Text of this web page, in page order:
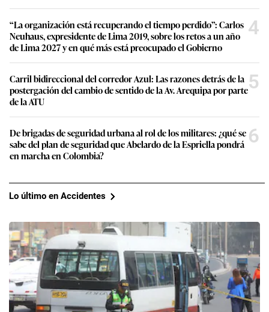
“La organización está recuperando el tiempo perdido”: Carlos
Neuhaus, expresidente de Lima 2019, sobre los retos a un año
de Lima 2027 y en qué más está preocupado el Gobierno
4
Carril bidireccional del corredor Azul: Las razones detrás de la
postergación del cambio de sentido de la Av. Arequipa por parte
de la ATU
5
De brigadas de seguridad urbana al rol de los militares: ¿qué se
sabe del plan de seguridad que Abelardo de la Espriella pondrá
en marcha en Colombia?
6
Lo último en Accidentes